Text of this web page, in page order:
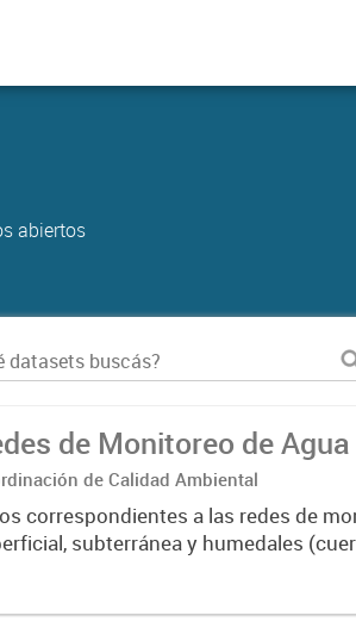
abiertos
de Monitoreo de Agua
de Calidad Ambiental
correspondientes a las redes de
subterránea y humedales